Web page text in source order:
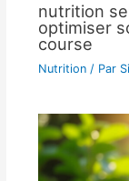
nutrition
optimiser
course
Nutrition/ Par